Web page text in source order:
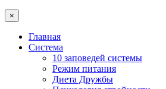
×
Главная
Система
10 заповедей системы
Режим питания
Диета Дружбы